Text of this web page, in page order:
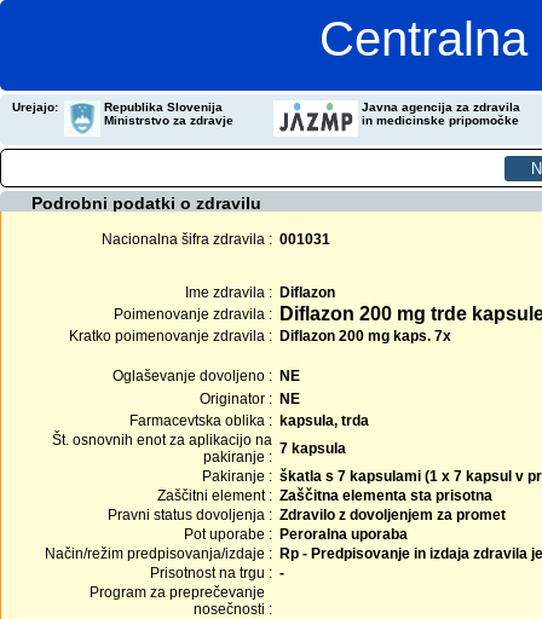
Urejajo:
Republika Slovenija
Ministrstvo za zdravje
Javna agencija za zdravila
in medicinske pripomočke
Podrobni podatki o zdravilu
Nacionalna šifra zdravila : 001031
Ime zdravila : Diflazon
Poimenovanje zdravila :
Diflazon 200 mg trde
Kratko poimenovanje zdravila : Diflazon 200 mg kaps. 7x
Oglaševanje dovoljeno : NE
Originator : NE
Farmacevtska oblika : kapsula, trda
Št. osnovnih enot za aplikacijo na
pakiranje : 7 kapsula
Pakiranje : škatla s 7 kapsulami (1 x 7 kapsul v
Zaščitni element : Zaščitna elementa sta prisotna
Pravni status dovoljenja : Zdravilo z dovoljenjem za promet
Pot uporabe : Peroralna uporaba
Način/režim predpisovanja/izdaje : Rp - Predpisovanje in izdaja zdravila
Prisotnost na trgu : -
Program za preprečevanje
nosečnosti :